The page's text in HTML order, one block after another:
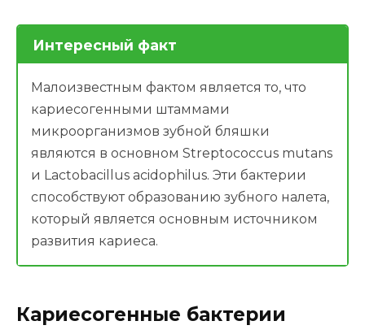
Интересный факт
Малоизвестным фактом является то, что
кариесогенными штаммами
микроорганизмов зубной бляшки
являются в основном Streptococcus mutans
и Lactobacillus acidophilus. Эти бактерии
способствуют образованию зубного налета,
который является основным источником
развития кариеса.
Кариесогенные бактерии